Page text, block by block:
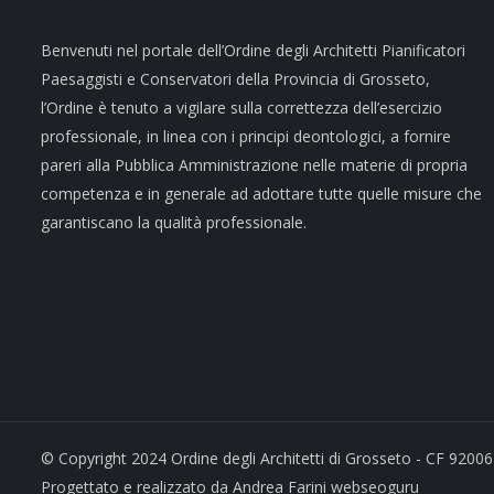
Benvenuti nel portale dell’Ordine degli Architetti Pianificatori
Paesaggisti e Conservatori della Provincia di Grosseto,
l’Ordine è tenuto a vigilare sulla correttezza dell’esercizio
professionale, in linea con i principi deontologici, a fornire
pareri alla Pubblica Amministrazione nelle materie di propria
competenza e in generale ad adottare tutte quelle misure che
garantiscano la qualità professionale.
© Copyright 2024 Ordine degli Architetti di Grosseto - CF
Progettato e realizzato da Andrea Farini webseoguru